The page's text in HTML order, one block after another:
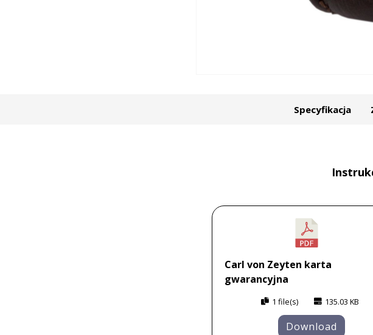
Specyfikacja
Carl von Zeyten karta
gwarancyjna
1 file(s) 135.03 KB
Download